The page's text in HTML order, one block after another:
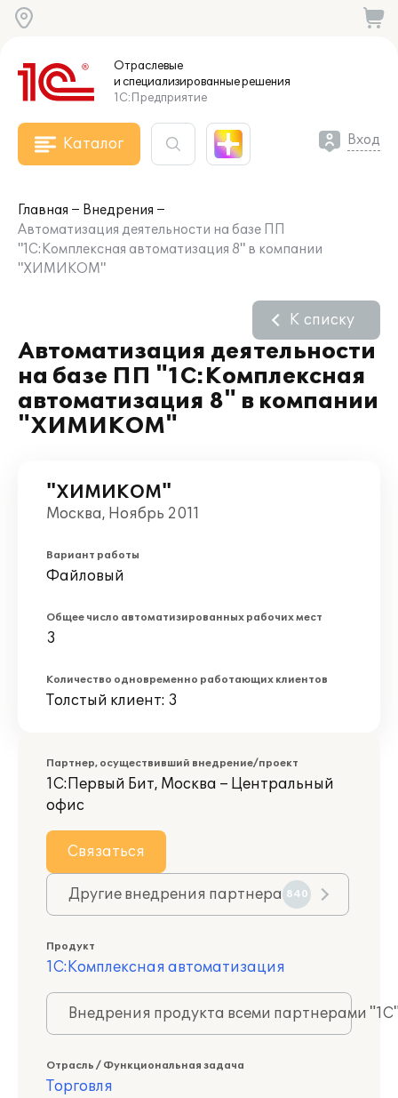
Отраслевые
и специализированныерешения
1С:Предприятие
Каталог Вход
Главная
Внедрения
Автоматизация деятельности на базе ПП
"1С:Комплексная автоматизация 8" в компании
"ХИМИКОМ"
Автоматизация деятельности
на базе ПП "1С:Комплексная
автоматизация 8" в компании
"ХИМИКОМ"
К списку
"ХИМИКОМ"
Москва, Ноябрь 2011
Вариант работы
Файловый
Общее число автоматизированных рабочих мест
3
Количество одновременно работающих клиентов
Толстый клиент: 3
Партнер, осуществивший внедрение/проект
1С:Первый Бит, Москва – Центральный
офис
Связаться
Другие внедрения партнера 840
Продукт
1С:Комплексная автоматизация
Внедрения продукта всеми партнерами
Отрасль / Функциональная задача
Торговля